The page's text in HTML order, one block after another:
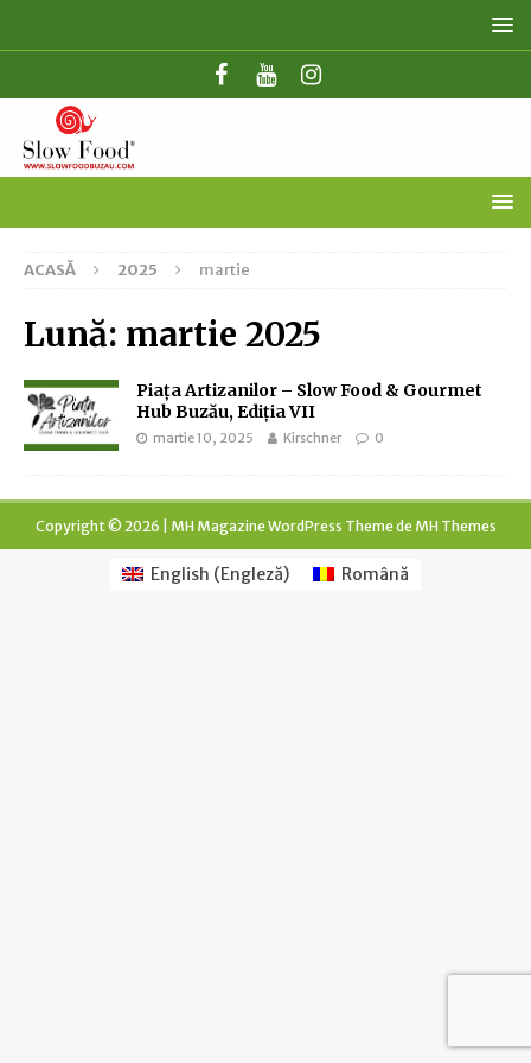
ACASĂ 2025 martie
Lună: martie 2025
Piața Artizanilor – Slow Food & Gourmet
Hub Buzău, Ediția VII
martie 10, 2025 Kirschner 0
Copyright © 2026 | MH Magazine WordPress Theme de MH Themes
English (Engleză) Română